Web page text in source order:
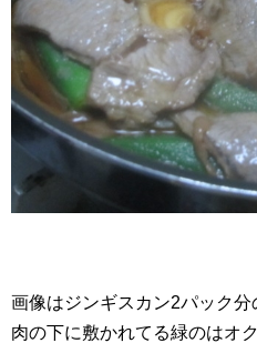
画像はジンギスカン2パック分
肉の下に敷かれてる緑のはオ